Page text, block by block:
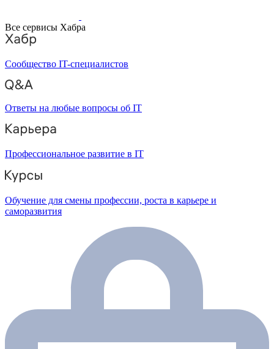
Все сервисы Хабра
Сообщество IT-специалистов
Ответы на любые вопросы об IT
Профессиональное развитие в IT
Обучение для смены профессии, роста в карьере и
саморазвития